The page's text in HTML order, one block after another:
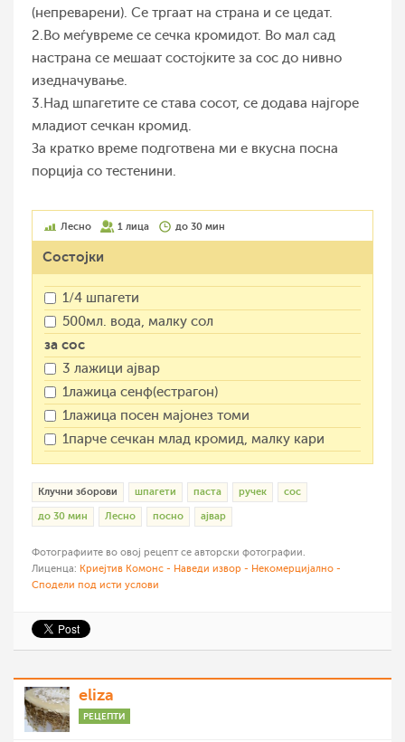
(непреварени). Се тргаат на страна и се цедат.
2.Во меѓувреме се сечка кромидот. Во мал сад
настрана се мешаат состојките за сос до нивно
изедначување.
3.Над шпагетите се става сосот, се додава најгоре
младиот сечкан кромид.
За кратко време подготвена ми е вкусна посна
порција со тестенини.
Лесно 1 лица до 30 мин
Состојки
1/4 шпагети
500мл. вода, малку сол
за сос
3 лажици ајвар
1лажица сенф(естрагон)
1лажица посен мајонез томи
1парче сечкан млад кромид, малку кари
Клучни зборови шпагети паста ручек сос
до 30 мин Лесно посно ајвар
Фотографиите во овој рецепт се авторски фотографии.
Лиценца: Криејтив Комонс - Наведи извор - Некомерцијално -
Сподели под исти услови
eliza
РЕЦЕПТИ